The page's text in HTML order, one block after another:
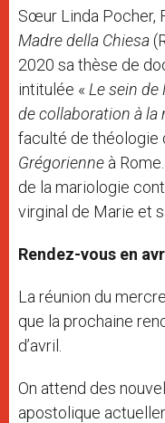
Sœur Linda Pocher,
Madre della Chiesa
2020 sa thèse de
intitulée « Le sein de
de collaboration à la
faculté de théologie
Grégorienne à
de la mariologie
virginal de Marie et
Rendez-vous en
La réunion du
que la prochaine
d’avril.
On attend des
apostolique